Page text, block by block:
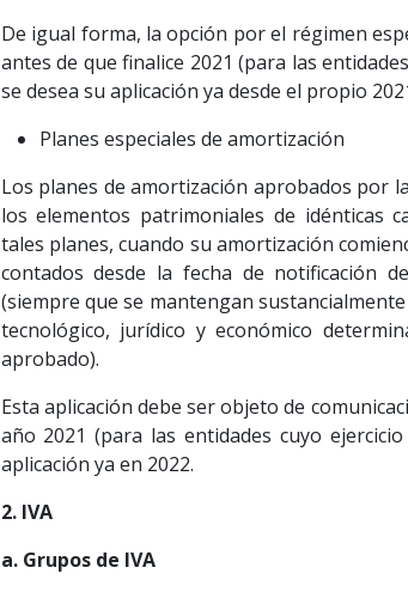
De igual forma, la opción por el régimen
antes de que finalice 2021 (para las
se desea su aplicación ya desde el propio
Planes especiales de amortización
Los planes de amortización aprobados por
los elementos patrimoniales de idénticas
tales planes, cuando su amortización
contados desde la fecha de notificación
(siempre que se mantengan
tecnológico, jurídico y económico
aprobado).
Esta aplicación debe ser objeto de
año 2021 (para las entidades cuyo
aplicación ya en 2022.
2. IVA
a. Grupos de IVA